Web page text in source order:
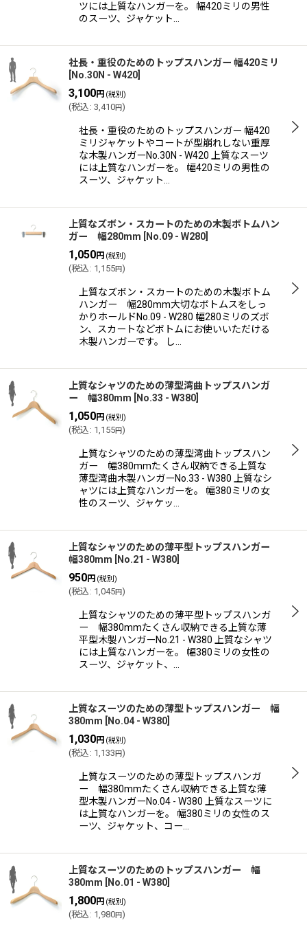
ツには上質なハンガーを。 幅420ミリの男性
のスーツ、ジャケット…
社長・重役のためのトップスハンガー 幅420ミリ
No.30N - W420
3,100円 (税別)
(税込 : 3,410円)
社長・重役のためのトップスハンガー 幅420
ミリジャケットやコートが型崩れしない重厚
な木製ハンガーNo.30N - W420 上質なスーツ
には上質なハンガーを。 幅420ミリの男性の
スーツ、ジャケット…
上質なズボン・スカートのための木製ボトムハン
ガー 幅280mm
No.09 - W280
1,050円 (税別)
(税込 : 1,155円)
上質なズボン・スカートのための木製ボトム
ハンガー 幅280mm大切なボトムスをしっ
かりホールドNo.09 - W280 幅280ミリのズボ
ン、スカートなどボトムにお使いいただける
木製ハンガーです。 し…
上質なシャツのための薄型湾曲トップスハンガ
ー 幅380mm
No.33 - W380
1,050円 (税別)
(税込 : 1,155円)
上質なシャツのための薄型湾曲トップスハン
ガー 幅380mmたくさん収納できる上質な
薄型湾曲木製ハンガーNo.33 - W380 上質なシ
ャツには上質なハンガーを。 幅380ミリの女
性のスーツ、ジャケッ…
上質なシャツのための薄平型トップスハンガー
幅380mm
No.21 - W380
950円 (税別)
(税込 : 1,045円)
上質なシャツのための薄平型トップスハンガ
ー 幅380mmたくさん収納できる上質な薄
平型木製ハンガーNo.21 - W380 上質なシャツ
には上質なハンガーを。 幅380ミリの女性の
スーツ、ジャケット、…
上質なスーツのための薄型トップスハンガー 幅
380mm
No.04 - W380
1,030円 (税別)
(税込 : 1,133 円)
上質なスーツのための薄型トップスハンガ
ー 幅380mmたくさん収納できる上質な薄
型木製ハンガーNo.04 - W380 上質なスーツに
は上質なハンガーを。 幅380ミリの女性のス
ーツ、ジャケット、コー…
上質なスーツのためのトップスハンガー 幅
380mm
No.01 - W380
1,800円 (税別)
(税込 : 1,980円)